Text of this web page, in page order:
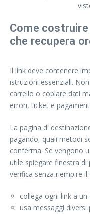
Come
che recupera
Il link deve contenere
istruzioni essenziali.
carrello o copiare dati
errori, ticket e
La pagina di
pagando, quali metodi
conferma. Se vengono
utile spiegare finestra
verifica senza riempire
collega ogni link a
usa messaggi